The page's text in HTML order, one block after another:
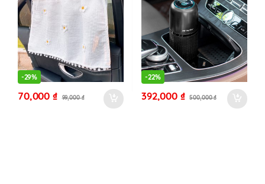
thể.
tùy
chọn
có
thể
được
chọn
-29%
70,000₫ 99,000₫
-22%
392,000 ₫ 500,000₫